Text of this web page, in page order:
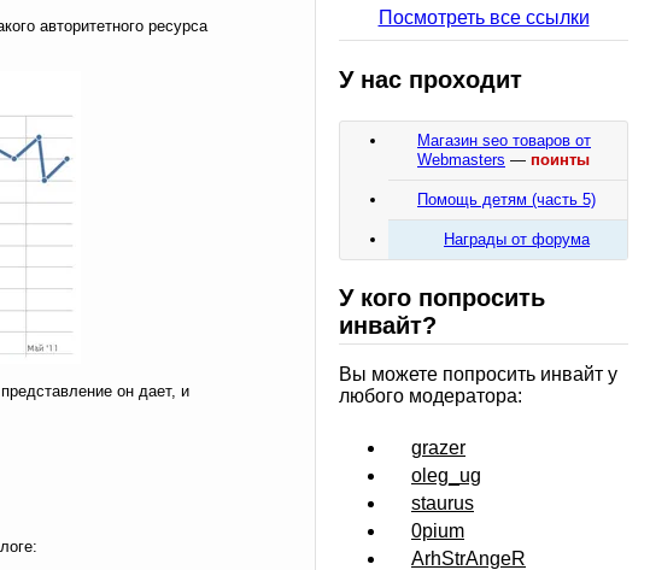
авторитетного ресурса
он дает, и
Посмотреть все ссылки
У нас проходит
Магазин seo товаров от
Webmasters — поинты
Помощь детям (часть 5)
Награды от форума
У кого попросить
инвайт?
Вы можете попросить инвайт у
любого модератора:
grazer
oleg_ug
staurus
0pium
ArhStrAngeR